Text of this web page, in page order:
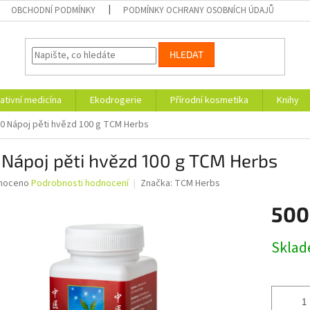
OBCHODNÍ PODMÍNKY PODMÍNKY OCHRANY OSOBNÍCH ÚDAJŮ
HLEDAT
medicína Ekodrogerie Přírodní kosmetika Knihy
Nápoj pěti hvězd 100 g TCM Herbs
pěti hvězd 100 g TCM Herbs
Podrobnosti hodnocení Značka: TCM Herbs
cena: